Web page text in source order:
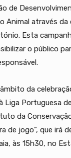
de
Animal através da
Esta
o público
da
Liga Portuguesa
da
de jogo”, que irá
às 15h30, no